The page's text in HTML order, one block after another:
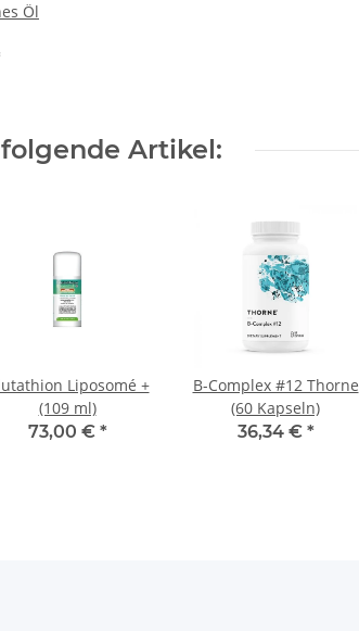
Öl
Artikel:
Liposomé +
(109 ml)
73,00 € *
B-Complex #12 Thorne
(60 Kapseln)
36,34 € *